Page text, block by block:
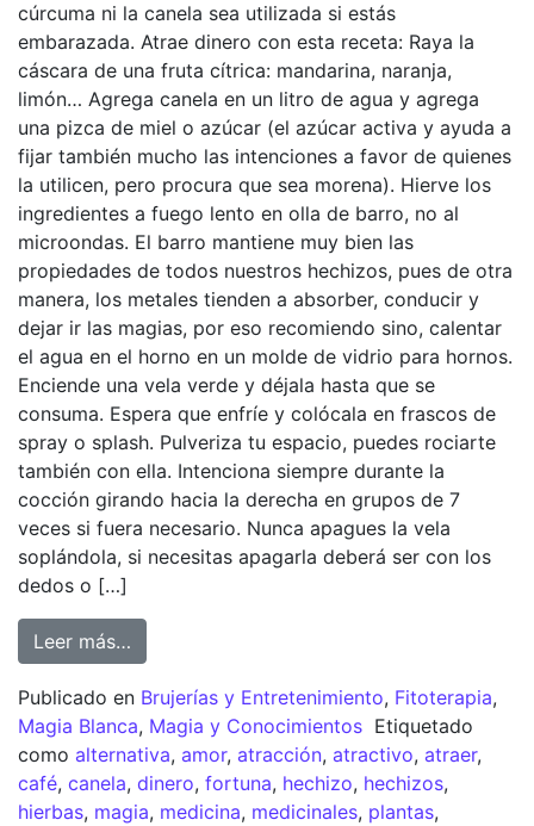
cúrcuma ni la canela sea utilizada si estás
embarazada. Atrae dinero con esta receta: Raya la
cáscara de una fruta cítrica: mandarina, naranja,
limón… Agrega canela en un litro de agua y agrega
una pizca de miel o azúcar (el azúcar activa y ayuda a
fijar también mucho las intenciones a favor de quienes
la utilicen, pero procura que sea morena). Hierve los
ingredientes a fuego lento en olla de barro, no al
microondas. El barro mantiene muy bien las
propiedades de todos nuestros hechizos, pues de otra
manera, los metales tienden a absorber, conducir y
dejar ir las magias, por eso recomiendo sino, calentar
el agua en el horno en un molde de vidrio para hornos.
Enciende una vela verde y déjala hasta que se
consuma. Espera que enfríe y colócala en frascos de
spray o splash. Pulveriza tu espacio, puedes rociarte
también con ella. Intenciona siempre durante la
cocción girando hacia la derecha en grupos de 7
veces si fuera necesario. Nunca apagues la vela
soplándola, si necesitas apagarla deberá ser con los
dedos o […]
Leer más…
Publicado en Brujerías y Entretenimiento, Fitoterapia,
Magia Blanca, Magia y Conocimientos Etiquetado
como alternativa, amor, atracción, atractivo, atraer,
café, canela, dinero, fortuna, hechizo, hechizos,
hierbas, magia, medicina, medicinales, plantas,